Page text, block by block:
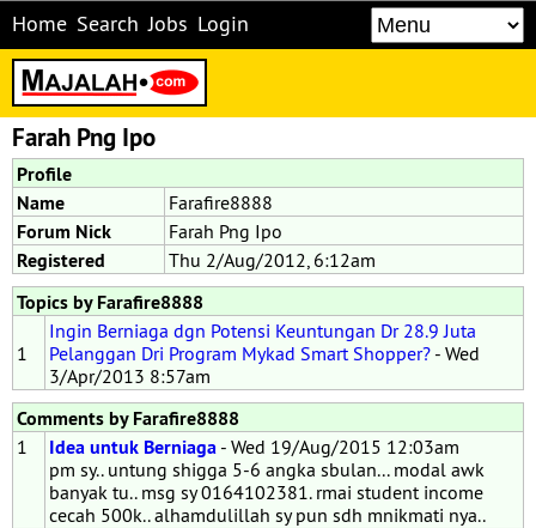
Home Search Jobs Login
Farah Png Ipo
Profile
Name
Farafire8888
Forum Nick Farah Png Ipo
Registered Thu 2/Aug/2012, 6:12am
Topics by Farafire8888
1
Ingin Berniaga dgn Potensi Keuntungan Dr 28.9 Juta
Pelanggan Dri Program Mykad Smart Shopper? - Wed
3/Apr/2013 8:57am
Comments by Farafire8888
1 Idea untuk Berniaga - Wed 19/Aug/2015 12:03am
pm sy.. untung shigga 5-6 angka sbulan... modal awk
banyak tu.. msg sy 0164102381. rmai student income
cecah 500k.. alhamdulillah sy pun sdh mnikmati nya..